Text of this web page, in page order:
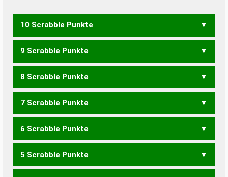
10 Scrabble Punkte
CHRIST RITSCH
9 Scrabble Punkte
CHRIS RICHT SICHT
8 Scrabble Punkte
CHIS ICHS SCHI SICH
7 Scrabble Punkte
CHI SCH TICS
6 Scrabble Punkte
CIS ICS SIC TIC SHIRT
5 Scrabble Punkte